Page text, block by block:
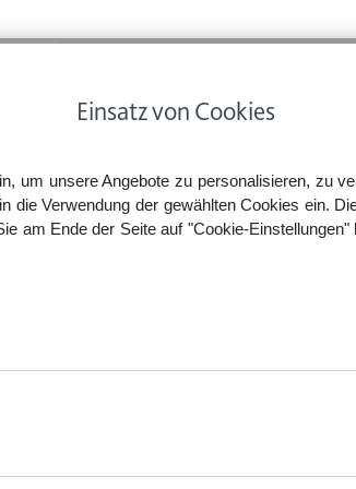
Einsatz von Cookies
um unsere Angebote zu personalisieren, zu
die Verwendung der gewählten Cookies ein.
am Ende der Seite auf "Cookie-
Die 13 größten Irrtümer im Arbeitsrecht